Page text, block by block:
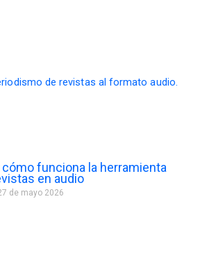
funciona la herramienta
en audio
de mayo 2026